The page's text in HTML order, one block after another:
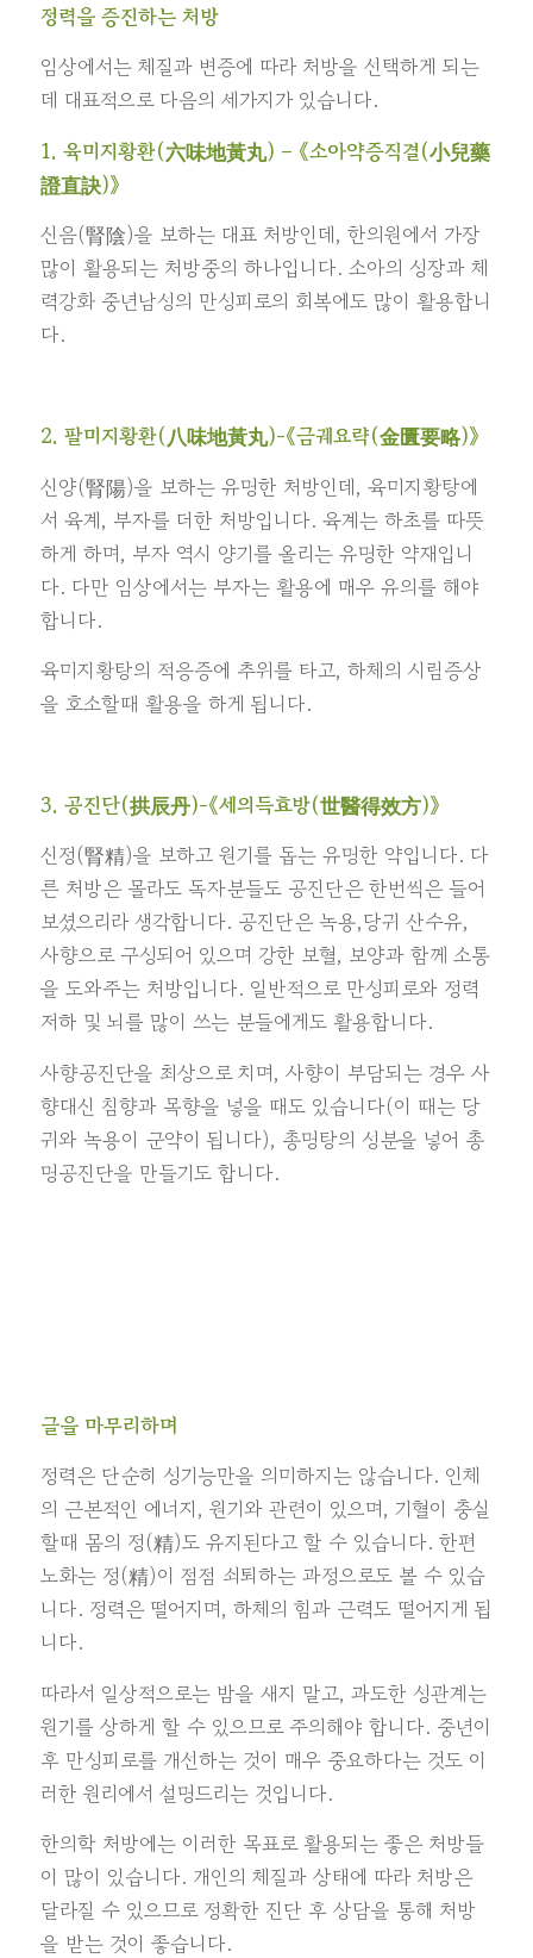
정력을 증진하는 처방
임상에서는 체질과 변증에 따라 처방을 선택하게 되는
데 대표적으로 다음의 세가지가 있습니다.
1. 육미지황환(六味地黃丸) – 《소아약증직결(小兒藥
證直訣)》
신음(腎陰)을 보하는 대표 처방인데, 한의원에서 가장
많이 활용되는 처방중의 하나입니다. 소아의 성장과 체
력강화 중년남성의 만성피로의 회복에도 많이 활용합니
다.
2. 팔미지황환(八味地黃丸)-《금궤요략(金匱要略)》
신양(腎陽)을 보하는 유명한 처방인데, 육미지황탕에
서 육계, 부자를 더한 처방입니다. 육계는 하초를 따뜻
하게 하며, 부자 역시 양기를 올리는 유명한 약재입니
다. 다만 임상에서는 부자는 활용에 매우 유의를 해야
합니다.
육미지황탕의 적응증에 추위를 타고, 하체의 시림증상
을 호소할때 활용을 하게 됩니다.
3. 공진단(拱辰丹)-《세의득효방(世醫得效方)》
신정(腎精)을 보하고 원기를 돕는 유명한 약입니다. 다
른 처방은 몰라도 독자분들도 공진단은 한번씩은 들어
보셨으리라 생각합니다. 공진단은 녹용,당귀 산수유,
사향으로 구성되어 있으며 강한 보혈, 보양과 함께 소통
을 도와주는 처방입니다. 일반적으로 만성피로와 정력
저하 및 뇌를 많이 쓰는 분들에게도 활용합니다.
사향공진단을 최상으로 치며, 사향이 부담되는 경우 사
향대신 침향과 목향을 넣을 때도 있습니다(이 때는 당
귀와 녹용이 군약이 됩니다), 총명탕의 성분을 넣어 총
명공진단을 만들기도 합니다.
글을 마무리하며
정력은 단순히 성기능만을 의미하지는 않습니다. 인체
의 근본적인 에너지, 원기와 관련이 있으며, 기혈이 충실
할때 몸의 정(精)도 유지된다고 할 수 있습니다. 한편
노화는 정(精)이 점점 쇠퇴하는 과정으로도 볼 수 있습
니다. 정력은 떨어지며, 하체의 힘과 근력도 떨어지게 됩
니다.
따라서 일상적으로는 밤을 새지 말고, 과도한 성관계는
원기를 상하게 할 수 있으므로 주의해야 합니다. 중년이
후 만성피로를 개선하는 것이 매우 중요하다는 것도 이
러한 원리에서 설명드리는 것입니다.
한의학 처방에는 이러한 목표로 활용되는 좋은 처방들
이 많이 있습니다. 개인의 체질과 상태에 따라 처방은
달라질 수 있으므로 정확한 진단 후 상담을 통해 처방
을 받는 것이 좋습니다.